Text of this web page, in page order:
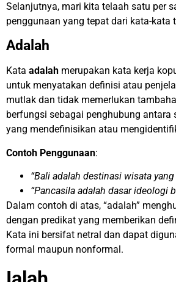
Selanjutnya, mari kita telaah satu per
penggunaan yang tepat dari kata-kata
Adalah
Kata adalah merupakan kata kerja
untuk menyatakan definisi atau
mutlak dan tidak memerlukan
berfungsi sebagai penghubung antara
yang mendefinisikan atau
Contoh Penggunaan:
“Bali adalah destinasi wisata
“Pancasila adalah dasar ideologi
Dalam contoh di atas, “adalah”
dengan predikat yang memberikan
Kata ini bersifat netral dan dapat
formal maupun nonformal.